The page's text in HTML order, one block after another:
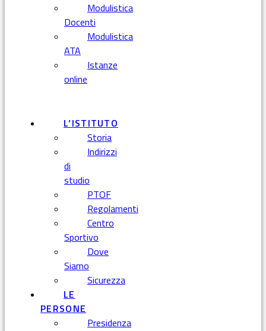
Modulistica
Docenti
Modulistica
ATA
Istanze
online
L’ISTITUTO
Storia
Indirizzi
di
studio
PTOF
Regolamenti
Centro
Sportivo
Dove
Siamo
Sicurezza
LE
PERSONE
Presidenza